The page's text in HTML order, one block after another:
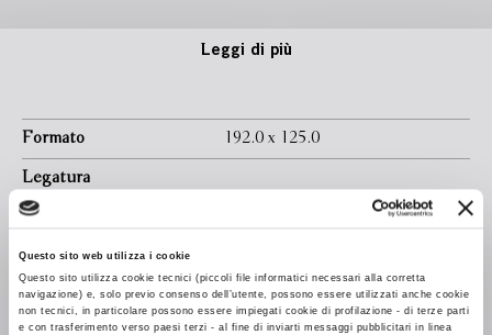
Questo sito web utilizza i cookie
Questo sito utilizza cookie tecnici (piccoli file informatici necessari alla corretta
navigazione) e, solo previo consenso dell’utente, possono essere utilizzati anche cookie
non tecnici, in particolare possono essere impiegati cookie di profilazione - di terze parti
e con trasferimento verso paesi terzi - al fine di inviarti messaggi pubblicitari in linea
Leggi di più
Formato 192.0 x 125.0
Legatura
Pagine
In libreria da
Isbn 9788845243684